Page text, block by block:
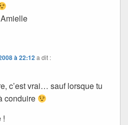
à 22:12a dit :
c’est vrai… sauf lorsque tu
conduire
!